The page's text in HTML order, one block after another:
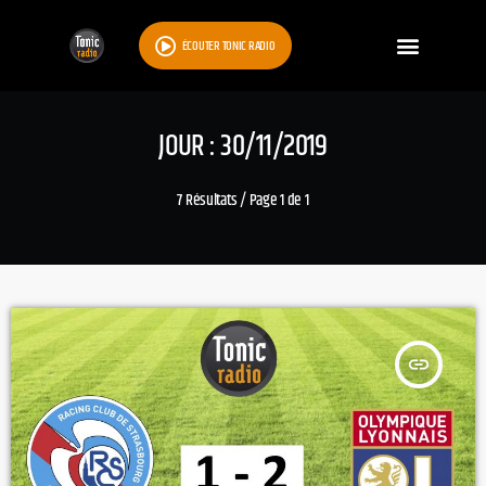
ÉCOUTER TONIC RADIO
JOUR : 30/11/2019
7 Résultats / Page 1 de 1
insert_link